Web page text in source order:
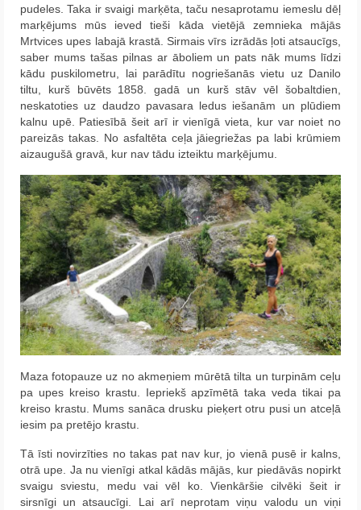
pudeles. Taka ir svaigi marķēta, taču nesaprotamu iemeslu dēļ
marķējums mūs ieved tieši kāda vietējā zemnieka mājās
Mrtvices upes labajā krastā. Sirmais vīrs izrādās ļoti atsaucīgs,
saber mums tašas pilnas ar āboliem un pats nāk mums līdzi
kādu puskilometru, lai parādītu nogriešanās vietu uz Danilo
tiltu, kurš būvēts 1858. gadā un kurš stāv vēl šobaltdien,
neskatoties uz daudzo pavasara ledus iešanām un plūdiem
kalnu upē. Patiesībā šeit arī ir vienīgā vieta, kur var noiet no
pareizās takas. No asfaltēta ceļa jāiegriežas pa labi krūmiem
aizaugušā gravā, kur nav tādu izteiktu marķējumu.
Maza fotopauze uz no akmeņiem mūrētā tilta un turpinām ceļu
pa upes kreiso krastu. Iepriekš apzīmētā taka veda tikai pa
kreiso krastu. Mums sanāca drusku pieķert otru pusi un atceļā
iesim pa pretējo krastu.
Tā īsti novirzīties no takas pat nav kur, jo vienā pusē ir kalns,
otrā upe. Ja nu vienīgi atkal kādās mājās, kur piedāvās nopirkt
svaigu sviestu, medu vai vēl ko. Vienkāršie cilvēki šeit ir
sirsnīgi un atsaucīgi. Lai arī neprotam viņu valodu un viņi